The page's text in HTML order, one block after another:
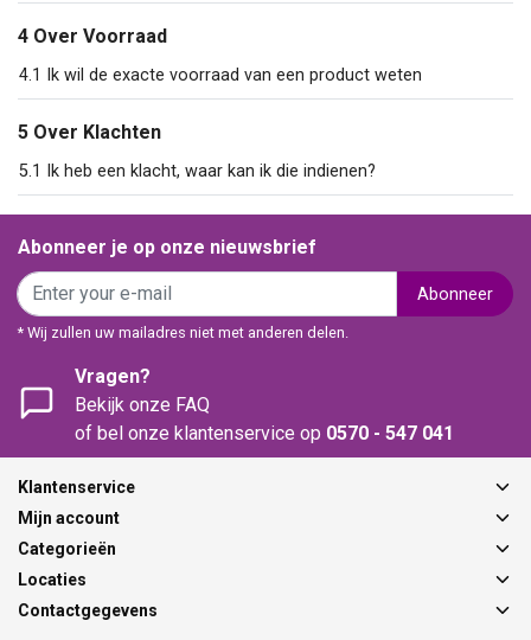
4 Over Voorraad
4.1 Ik wil de exacte voorraad van een product weten
5 Over Klachten
5.1 Ik heb een klacht, waar kan ik die indienen?
Abonneer je op onze nieuwsbrief
Abonneer
* Wij zullen uw mailadres niet met anderen delen.
Vragen?
Bekijk onze FAQ
of bel onze klantenservice op 0570 - 547 041
Klantenservice
Mijn account
Categorieën
Locaties
Contactgegevens